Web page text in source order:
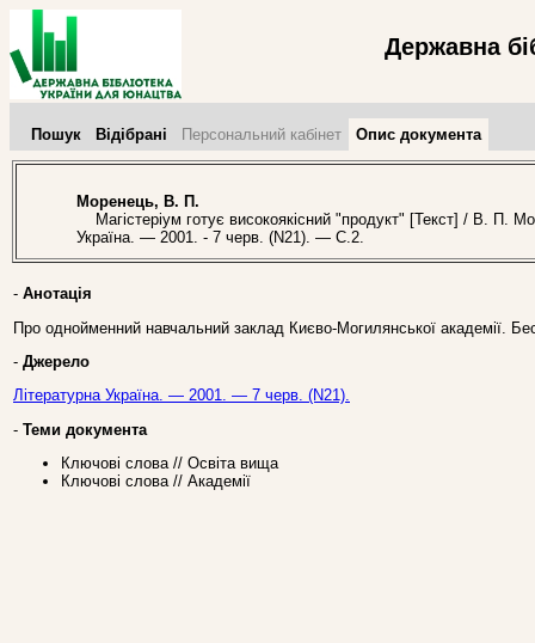
Державна
Пошук Відібрані Персональний кабінет Опис документа
Моренець, В. П.
Магістеріум готує високоякісний "продукт" [Текст] / В. П.
Україна. — 2001. - 7 черв. (N21). — С.2.
- Анотація
Про однойменний навчальний заклад Києво-Могилянської академії.
- Джерело
Літературна Україна. — 2001. — 7 черв. (N21).
- Теми документа
Ключові слова // Освіта вища
Ключові слова // Академії